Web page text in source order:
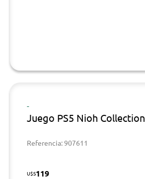
-
Juego PS5 Nioh Collection
Referencia: 907611
U$S119